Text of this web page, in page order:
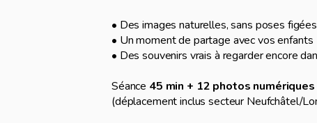
• Des images naturelles, sans poses figées
• Un moment de partage avec vos enfants
• Des souvenirs vrais à regarder encore
Séance 45 min + 12 photos numériques
(déplacement inclus secteur Neufchâtel/